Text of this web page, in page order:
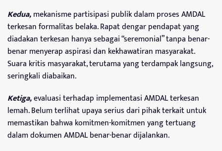
Kedua,mekanisme partisipasi publik dalam proses AMDAL
terkesan formalitas belaka. Rapat dengar pendapat yang
diadakan terkesan hanya sebagai “seremonial” tanpa benar-
benar menyerap aspirasi dan kekhawatiran masyarakat.
Suara kritis masyarakat, terutama yang terdampak langsung,
seringkali diabaikan.
Ketiga,evaluasi terhadap implementasi AMDAL terkesan
lemah. Belum terlihat upaya serius dari pihak terkait untuk
memastikan bahwa komitmen-komitmen yang tertuang
dalam dokumen AMDAL benar-benar dijalankan.